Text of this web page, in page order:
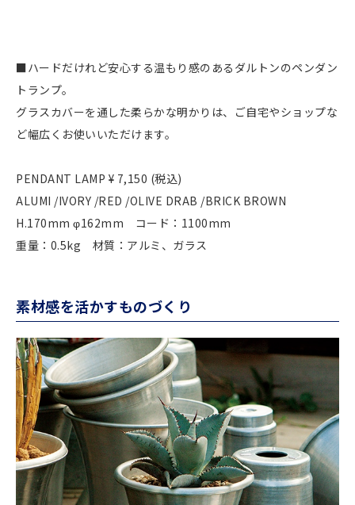
■ハードだけれど安心する温もり感のあるダルトンのペンダン
トランプ。
グラスカバーを通した柔らかな明かりは、ご自宅やショップな
ど幅広くお使いいただけます。
PENDANT LAMP ¥ 7,150 (税込)
ALUMI /IVORY /RED /OLIVE DRAB /BRICK BROWN
H.170mm φ162mm コード：1100mm
重量：0.5kg 材質：アルミ、ガラス
素材感を活かすものづくり